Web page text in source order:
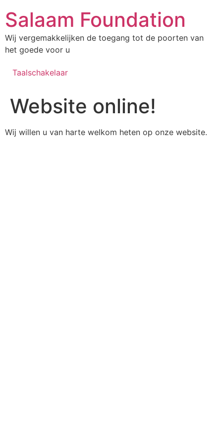
Salaam Foundation
Wij vergemakkelijken de toegang tot de poorten van
het goede voor u
Taalschakelaar
Website online!
Wij willen u van harte welkom heten op onze website.